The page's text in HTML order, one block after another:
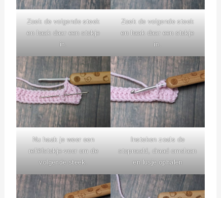
Zoek de volgende steek
en haak daar een stokje
in.
Zoek de volgende steek
en haak daar een stokje
in.
Nu haak je weer een
reliëfstokje-voor om de
volgende steek.
Insteken zoals de
stopnaald, draad omslaan
en lusje ophalen